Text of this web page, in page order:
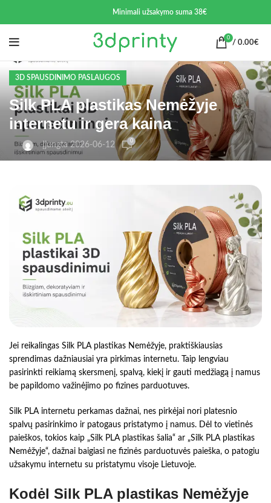
Minimali užsakymo suma 38€
0
/ 0.00€
3D SPAUSDINIMO PASLAUGOS
Silk PLA plastikas Nemėžyje
internetu ir gera kaina
Įjungta 2026-06-12 0
Jei reikalingas Silk PLA plastikas Nemėžyje, praktiškiausias
sprendimas dažniausiai yra pirkimas internetu. Taip lengviau
pasirinkti reikiamą skersmenį, spalvą, kiekį ir gauti medžiagą į namus
be papildomo važinėjimo po fizines parduotuves.
Silk PLA internetu perkamas dažnai, nes pirkėjai nori platesnio
spalvų pasirinkimo ir patogaus pristatymo į namus. Dėl to vietinės
paieškos, tokios kaip „Silk PLA plastikas šalia“ ar „Silk PLA plastikas
Nemėžyje“, dažnai baigiasi ne fizinės parduotuvės paieška, o patogiu
užsakymu internetu su pristatymu visoje Lietuvoje.
Kodėl Silk PLA plastikas Nemėžyje